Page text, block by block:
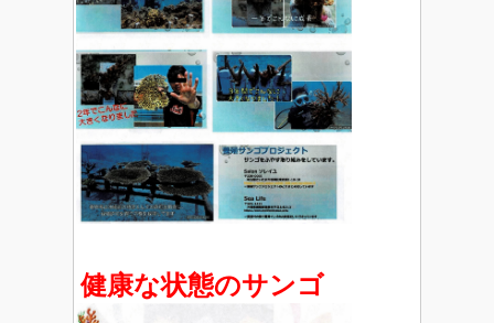
健康な状態のサンゴ